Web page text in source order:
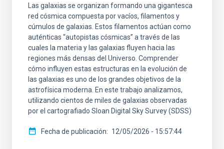
Las galaxias se organizan formando una gigantesca
red cósmica compuesta por vacíos, filamentos y
cúmulos de galaxias. Estos filamentos actúan como
auténticas “autopistas cósmicas” a través de las
cuales la materia y las galaxias fluyen hacia las
regiones más densas del Universo. Comprender
cómo influyen estas estructuras en la evolución de
las galaxias es uno de los grandes objetivos de la
astrofísica moderna. En este trabajo analizamos,
utilizando cientos de miles de galaxias observadas
por el cartografiado Sloan Digital Sky Survey (SDSS)
Fecha de publicación 12/05/2026 - 15:57:44